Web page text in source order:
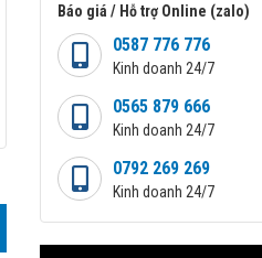
Báo giá / Hỗ trợ Online (zalo)
0587 776 776
Kinh doanh 24/7
0565 879 666
Kinh doanh 24/7
0792 269 269
Kinh doanh 24/7